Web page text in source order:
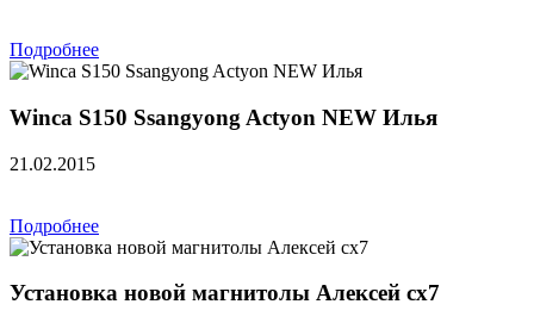
Подробнее
Winca S150 Ssangyong Actyon NEW Илья
21.02.2015
Подробнее
Установка новой магнитолы Алексей сх7